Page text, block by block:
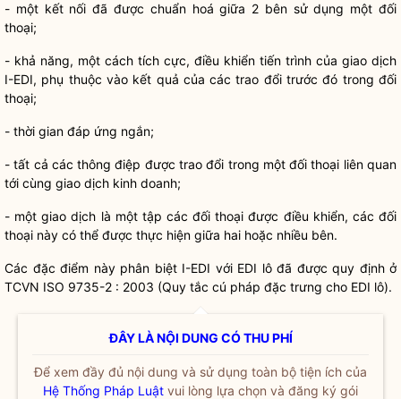
- một kết nối đã được chuẩn hoá giữa 2 bên sử dụng một đối
thoại;
- khả năng, một cách tích cực, điều khiển tiến trình của giao dịch
I-EDI, phụ thuộc vào kết quả của các trao đổi trước đó trong đối
thoại;
- thời gian đáp ứng ngắn;
- tất cả các thông điệp được trao đổi trong một đối thoại liên quan
tới cùng giao dịch kinh doanh;
- một giao dịch là một tập các đối thoại được điều khiển, các đối
thoại này có thể được thực hiện giữa hai hoặc nhiều bên.
Các đặc điểm này phân biệt I-EDI với EDI lô đã được quy định ở
TCVN ISO 9735-2 : 2003 (Quy tắc cú pháp đặc trưng cho EDI lô).
ĐÂY LÀ NỘI DUNG CÓ THU PHÍ
Để xem đầy đủ nội dung và sử dụng toàn bộ tiện ích của
Hệ Thống Pháp Luật vui lòng lựa chọn và đăng ký gói